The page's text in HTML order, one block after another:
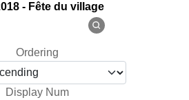
2018 - Fête du village
Ordering
Display Num